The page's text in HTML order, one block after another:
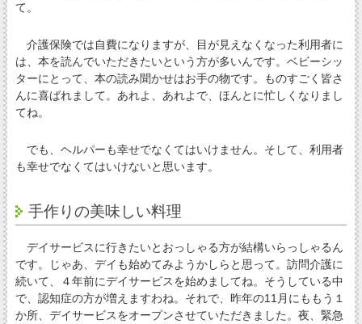
て。
介護保険では自費になりますが、目が見えなくなった利用者に
は、本を読んでいただきたいという方が多いんです。ベビーシッ
ターにとって、本の読み聞かせはお手の物です。ものすごく皆さ
んに喜ばれまして。あれよ、あれよで、ほんとに忙しくなりまし
てね。
でも、ヘルパーも幸せでなくてはいけません。そして、利用者
も幸せでなくてはいけないと思います。
手作りの美味しい料理
デイサービスに行きたいとおっしゃる方が結構いらっしゃるん
です。じゃあ、デイも始めてみようかしらと思って。訪問介護に
続いて、４年前にデイサービスを始めましてね。そうしている中
で、認知症の方が増えますわね。それで、昨年の11月にももう１
か所、デイサービスをオープンさせていただきました。夜、緊急